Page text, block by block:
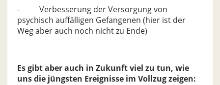
- Verbesserung der Versorgung von
psychisch auffälligen Gefangenen (hier ist der
Weg aber auch noch nicht zu Ende)
Es gibt aber auch in Zukunft viel zu tun, wie
uns die jüngsten Ereignisse im Vollzug zeigen: